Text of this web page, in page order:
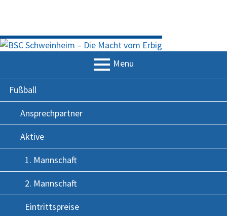
to
content
BSC SCHWEINHEIM – DIE MACHT
VOM ERBIG
Menu
PRIMARY
MENU
Fußball
Ansprechpartner
Aktive
1. Mannschaft
2. Mannschaft
Eintrittspreise